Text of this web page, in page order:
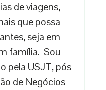
de viagens,
que possa
seja em
família. Sou
pela USJT, pós
de Negócios